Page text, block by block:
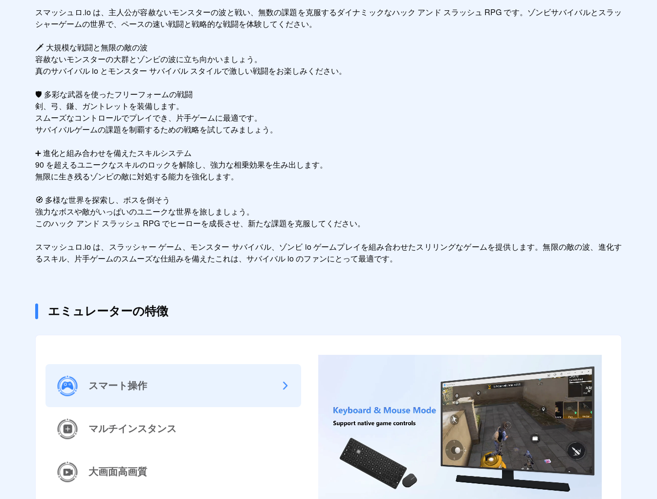
スマッシュロ.io は、主人公が容赦ないモンスターの波と戦い、無数の課題を克服するダイナミックなハック アンド スラッシュ RPG です。ゾンビサバイバルとスラッ
シャーゲームの世界で、ペースの速い戦闘と戦略的な戦闘を体験してください。
🗡️ 大規模な戦闘と無限の敵の波
容赦ないモンスターの大群とゾンビの波に立ち向かいましょう。
真のサバイバル io とモンスター サバイバル スタイルで激しい戦闘をお楽しみください。
🛡️ 多彩な武器を使ったフリーフォームの戦闘
剣、弓、鎌、ガントレットを装備します。
スムーズなコントロールでプレイでき、片手ゲームに最適です。
サバイバルゲームの課題を制覇するための戦略を試してみましょう。
➕ 進化と組み合わせを備えたスキルシステム
90 を超えるユニークなスキルのロックを解除し、強力な相乗効果を生み出します。
無限に生き残るゾンビの敵に対処する能力を強化します。
🧭 多様な世界を探索し、ボスを倒そう
強力なボスや敵がいっぱいのユニークな世界を旅しましょう。
このハック アンド スラッシュ RPG でヒーローを成長させ、新たな課題を克服してください。
スマッシュロ.io は、スラッシャー ゲーム、モンスター サバイバル、ゾンビ io ゲームプレイを組み合わせたスリリングなゲームを提供します。無限の敵の波、進化す
るスキル、片手ゲームのスムーズな仕組みを備えたこれは、サバイバル io のファンにとって最適です。
エミュレーターの特徴
スマート操作
マルチインスタンス
大画面高画質